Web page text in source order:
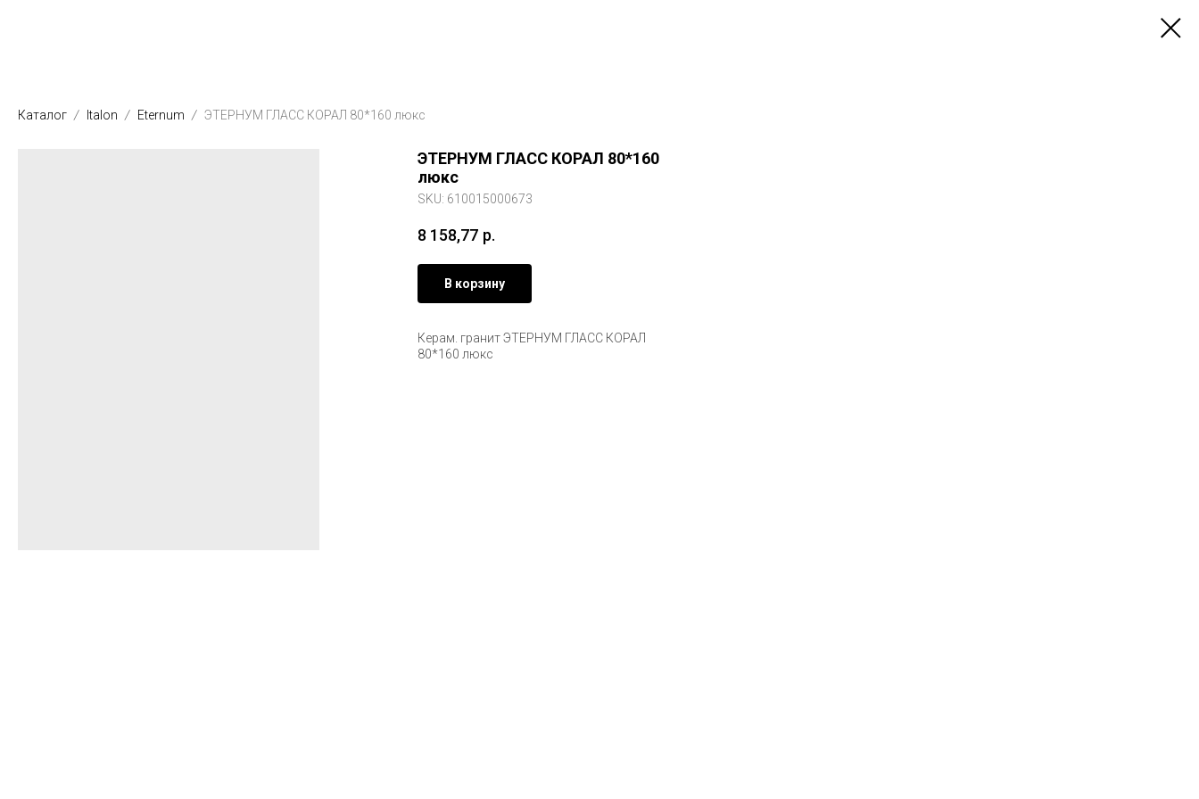
Каталог Italon Eternum ЭТЕРНУМ ГЛАСС КОРАЛ 80*160 люкс
ЭТЕРНУМ ГЛАСС КОРАЛ 80*160
люкс
SKU: 610015000673
8 158,77 р.
В корзину
Керам. гранит ЭТЕРНУМ ГЛАСС КОРАЛ
80*160 люкс